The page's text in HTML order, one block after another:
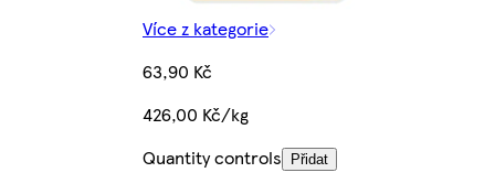
Více z kategorie
63,90 Kč
426,00 Kč/kg
Quantity controls
Přidat